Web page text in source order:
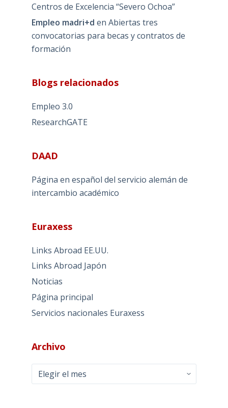
Centros de Excelencia “Severo Ochoa”
Empleo madri+d en Abiertas tres
convocatorias para becas y contratos de
formación
Blogs relacionados
Empleo 3.0
ResearchGATE
DAAD
Página en español del servicio alemán de
intercambio académico
Euraxess
Links Abroad EE.UU.
Links Abroad Japón
Noticias
Página principal
Servicios nacionales Euraxess
Archivo
Archivo